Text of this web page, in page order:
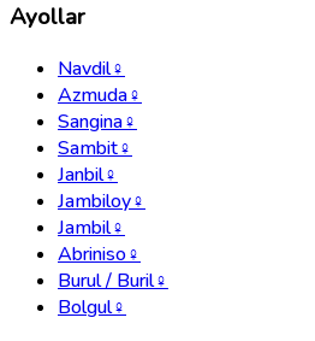
Ayollar
Navdil♀
Azmuda♀
Sangina♀
Sambit♀
Janbil♀
Jambiloy♀
Jambil♀
Abriniso♀
Burul / Buril♀
Bolgul♀